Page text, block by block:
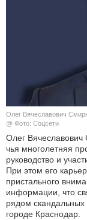
Олег Вячеславович
@ Фото: Соцсети
Олег
чья многолетняя
руководство и
При этом его
пристального
информации, что
рядом
городе Краснодар.